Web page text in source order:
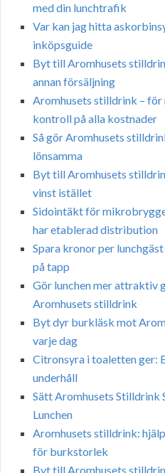
med din lunchtrafik
Var kan jag hitta
inköpsguide
Byt till Aromhusets
annan försäljning
Aromhusets stilldrink – för
kontroll på alla kostnader
Så gör Aromhusets
lönsamma
Byt till Aromhusets
vinst istället
Sidointäkt för
har etablerad distribution
Spara kronor per
på tapp
Gör lunchen mer attraktiv
Aromhusets stilldrink
Byt dyr burkläsk mot
varje dag
Citronsyra i toaletten ger:
underhåll
Sätt Aromhusets Stilldrink
Lunchen
Aromhusets stilldrink:
för burkstorlek
Byt till Aromhusets